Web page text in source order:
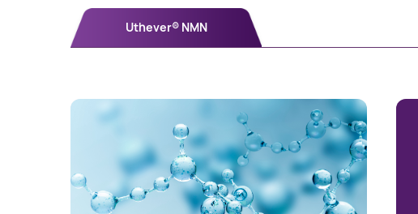
Uthever® NMN